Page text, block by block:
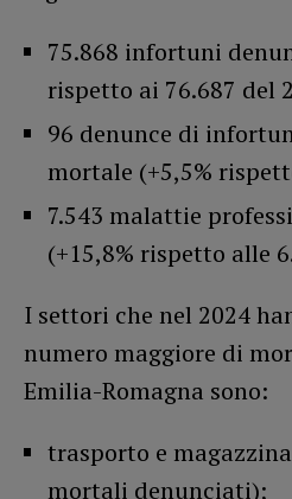
75.868 infortuni
rispetto ai 76.687 del
96 denunce di
mortale (+5,5%
7.543 malattie
(+15,8% rispetto alle
I settori che nel 2024
numero maggiore di
Emilia-Romagna sono:
trasporto e
mortali denunciati);